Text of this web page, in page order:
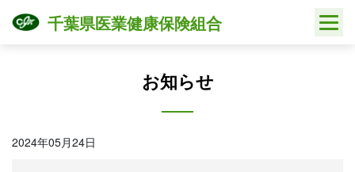
千葉県医業健康保険組合
お知らせ
2024年05月24日